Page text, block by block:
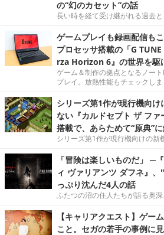
の“幻のカセット”の話
長い時を経て受け継がれる過去と
ゲームプレイも録画配信も
プロセッサ搭載の「G
rza Horizon 6』の世界を駆
ゲーム＆制作の拠点となるノー
プレイ。放熱性能もチェックしま
シリーズ第1作が現行機向
ない『カルドセプト ザ フ
搭載で、あらためて“原典”
シリーズ第1作が現行機向けの新
「冒険は楽しいものだ」 ─
ィ ヴァリアンツ ダフネ』
っぷり沈んだ4人の話
ふたつの沼の住人たちが語る奥深
【キャリアクエスト】ゲー
こと。セガの若手の事例に